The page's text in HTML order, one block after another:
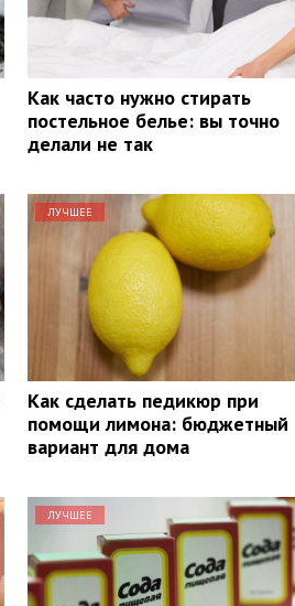
Как часто нужно стирать
постельное белье: вы точно
делали не так
ЛУЧШЕЕ
Как сделать педикюр при
помощи лимона: бюджетный
вариант для дома
ЛУЧШЕЕ